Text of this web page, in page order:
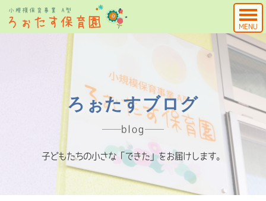
MENU
ろぉたすブログ
blog
子どもたちの小さな「できた」をお届けします。